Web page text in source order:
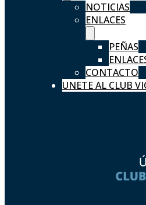
NOTICIAS
ENLACES
PEÑAS
CONTACTO
UNETE AL CLUB